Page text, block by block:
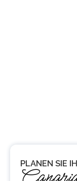
PLANEN SIE